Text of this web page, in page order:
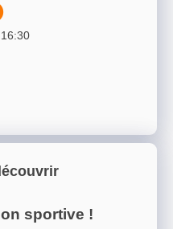
16:30
sportive !